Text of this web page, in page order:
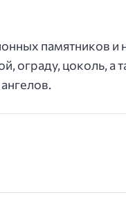
памятников и
ограду, цоколь, а